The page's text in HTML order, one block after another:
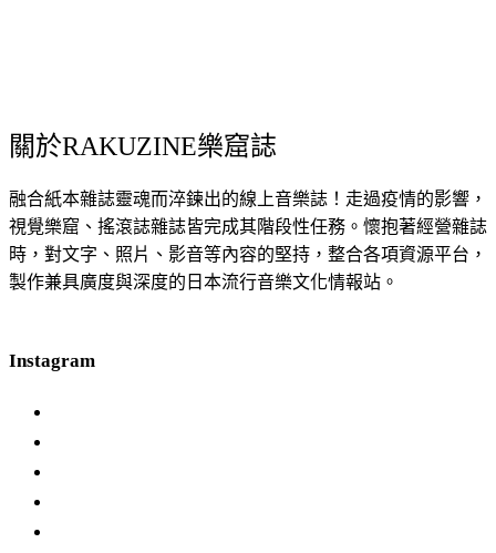
關於RAKUZINE樂窟誌
融合紙本雜誌靈魂而淬鍊出的線上音樂誌！走過疫情的影響，
視覺樂窟、搖滾誌雜誌皆完成其階段性任務。懷抱著經營雜誌
時，對文字、照片、影音等內容的堅持，整合各項資源平台，
製作兼具廣度與深度的日本流行音樂文化情報站。
Instagram